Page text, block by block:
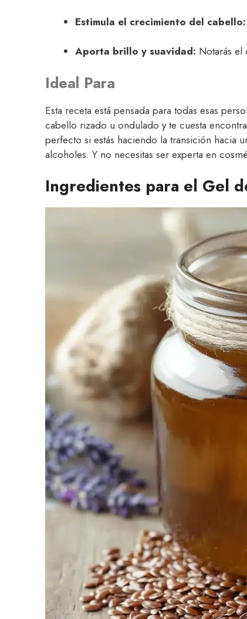
Estimula el crecimiento del cabello:
Aporta brillo y suavidad: Notarás el
Ideal Para
Esta receta está pensada para todas esas
cabello rizado u ondulado y te cuesta
perfecto si estás haciendo la transición hacia
alcoholes. Y no necesitas ser experta en
Ingredientes para el Gel